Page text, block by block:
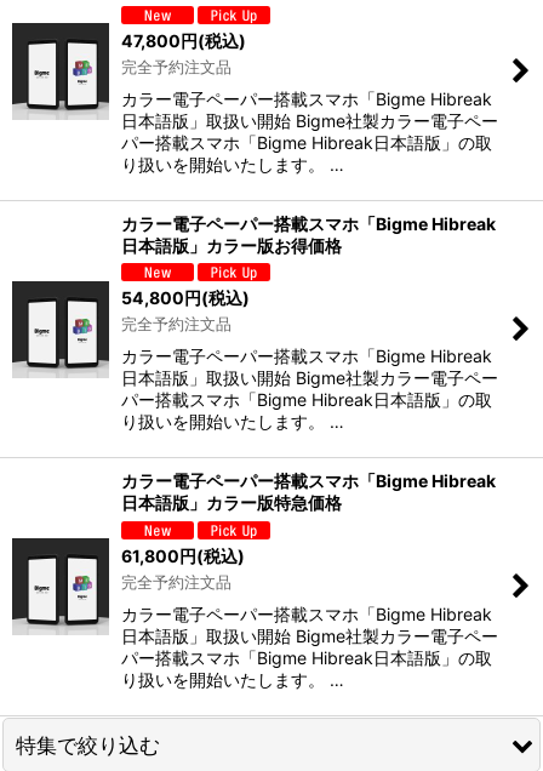
47,800円(税込)
完全予約注文品
カラー電子ペーパー搭載スマホ「Bigme Hibreak
日本語版」取扱い開始 Bigme社製カラー電子ペー
パー搭載スマホ「Bigme Hibreak日本語版」の取
り扱いを開始いたします。 …
カラー電子ペーパー搭載スマホ「Bigme Hibreak
日本語版」カラー版お得価格
54,800 円(税込)
完全予約注文品
カラー電子ペーパー搭載スマホ「Bigme Hibreak
日本語版」取扱い開始 Bigme社製カラー電子ペー
パー搭載スマホ「Bigme Hibreak日本語版」の取
り扱いを開始いたします。 …
カラー電子ペーパー搭載スマホ「Bigme Hibreak
日本語版」カラー版特急価格
61,800円(税込)
完全予約注文品
カラー電子ペーパー搭載スマホ「Bigme Hibreak
日本語版」取扱い開始 Bigme社製カラー電子ペー
パー搭載スマホ「Bigme Hibreak日本語版」の取
り扱いを開始いたします。 …
特集で絞り込む